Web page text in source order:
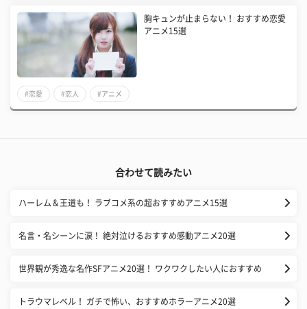
胸キュンが止まらない！ おすすめ恋愛
アニメ15選
#恋愛 #恋人 #アニメ
合わせて読みたい
ハーレム＆王道も！ ラブコメ系の超おすすめアニメ15選
名言・名シーンに涙！ 絶対泣けるおすすめ感動アニメ20選
世界観が秀逸な名作SFアニメ20選！ ワクワクしたい人におすすめ
トラウマレベル！ ガチで怖い、おすすめホラーアニメ20選